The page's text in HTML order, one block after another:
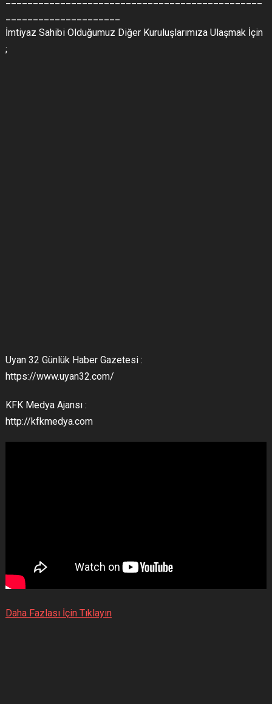
İmtiyaz Sahibi Olduğumuz Diğer Kuruluşlarımıza Ulaşmak İçin
;
Uyan 32 Günlük Haber Gazetesi :
https://www.uyan32.com/
KFK Medya Ajansı :
http://kfkmedya.com
Daha Fazlası İçin Tıklayın